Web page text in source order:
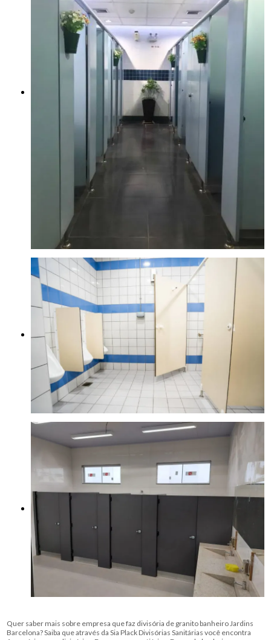
Quer saber mais sobre empresa que faz divisória de granito banheiro Jardins
Barcelona? Saiba que através da Sia Plack Divisórias Sanitárias você encontra